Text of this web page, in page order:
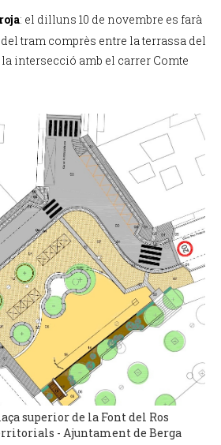
: el dilluns 10 de novembre es farà
tram comprès entre la terrassa del
intersecció amb el carrer Comte
superior de la Font del Ros
- Ajuntament de Berga